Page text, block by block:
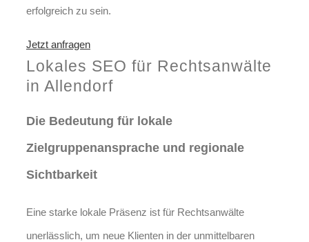
erfolgreich zu sein.
Jetzt anfragen
Lokales SEO für Rechtsanwälte
in Allendorf
Die Bedeutung für lokale
Zielgruppenansprache und regionale
Sichtbarkeit
Eine starke lokale Präsenz ist für Rechtsanwälte
unerlässlich, um neue Klienten in der unmittelbaren